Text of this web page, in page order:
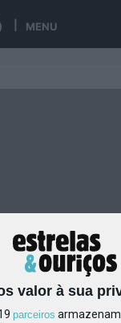
valor à sua
parceiros
MENU